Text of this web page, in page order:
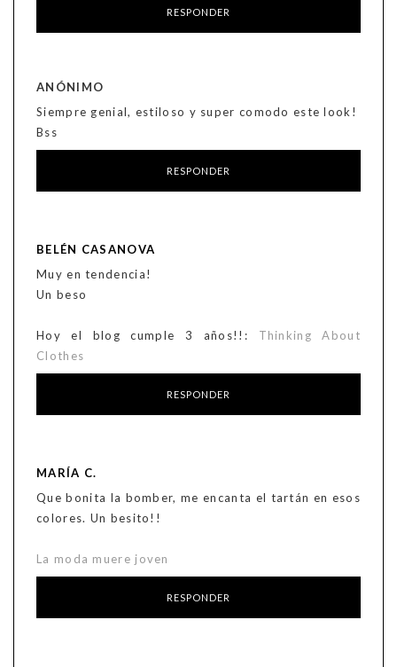
RESPONDER
ANÓNIMO
Siempre genial, estiloso y super comodo este look!
Bss
RESPONDER
BELÉN CASANOVA
Muy en tendencia!
Un beso
Hoy el blog cumple 3 años!!: Thinking About
Clothes
RESPONDER
MARÍA C.
Que bonita la bomber, me encanta el tartán en esos
colores. Un besito!!
La moda muere joven
RESPONDER